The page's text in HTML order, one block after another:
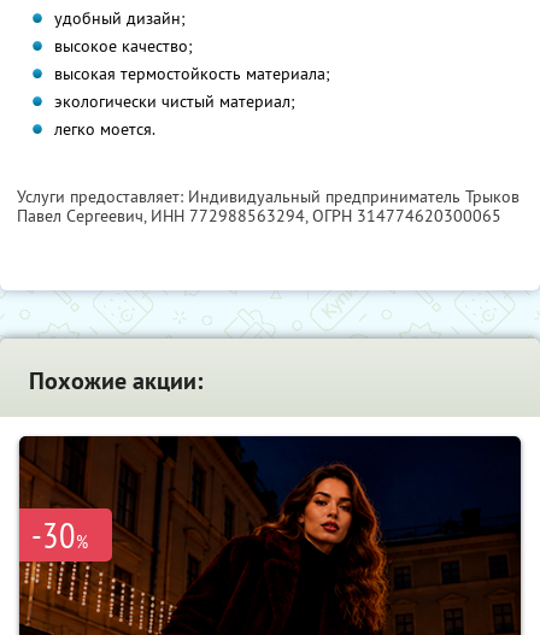
удобный дизайн;
высокое качество;
высокая термостойкость материала;
экологически чистый материал;
легко моется.
Услуги предоставляет: Индивидуальный предприниматель Трыков
Павел Сергеевич, ИНН 772988563294, ОГРН 314774620300065
Похожие акции:
-30%